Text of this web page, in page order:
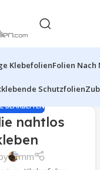
KlebefolienFolien Nach
Schutzfolien
BEARBEITEN
nahtlos
mm